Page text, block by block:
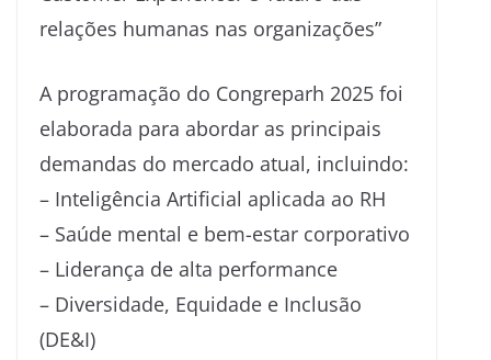
relações humanas nas organizações”
A programação do Congreparh 2025 foi
elaborada para abordar as principais
demandas do mercado atual, incluindo:
– Inteligência Artificial aplicada ao RH
– Saúde mental e bem-estar corporativo
– Liderança de alta performance
– Diversidade, Equidade e Inclusão
(DE&I)